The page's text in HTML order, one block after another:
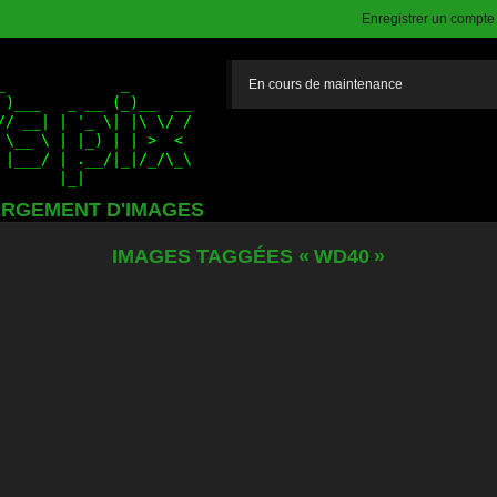
Enregistrer un
D'IMAGES
En cours de maintenance
IMAGES TAGGÉES « WD40 »